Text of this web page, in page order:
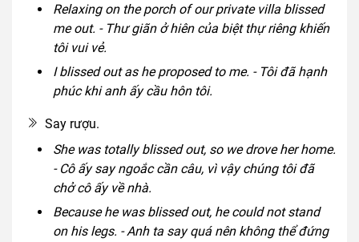
Relaxing on the porch of our private villa blissed
me out. - Thư giãn ở hiên của biệt thự riêng khiến
tôi vui vẻ.
I blissed out as he proposed to me. - Tôi đã hạnh
phúc khi anh ấy cầu hôn tôi.
Say rượu.
She was totally blissed out, so we drove her home.
- Cô ấy say ngoắc cần câu, vì vậy chúng tôi đã
chở cô ấy về nhà.
Because he was blissed out, he could not stand
on his legs. - Anh ta say quá nên không thể đứng